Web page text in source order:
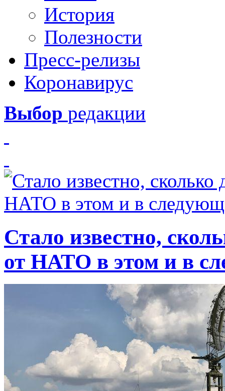
История
Полезности
Пресс-релизы
Коронавирус
Выбор редакции
Стало известно,
от НАТО в этом и в